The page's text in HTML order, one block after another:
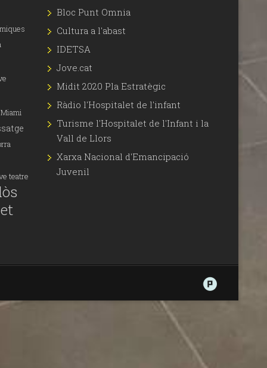
Miami
teatre
Bloc Punt Omnia
Cultura a l'abast
IDETSA
Jove.cat
Midit 2020 Pla Estratègic
Ràdio l'Hospitalet de l'infant
Turisme l'Hospitalet de l'Infant i la
Vall de Llors
Xarxa Nacional d'Emancipació
Juvenil